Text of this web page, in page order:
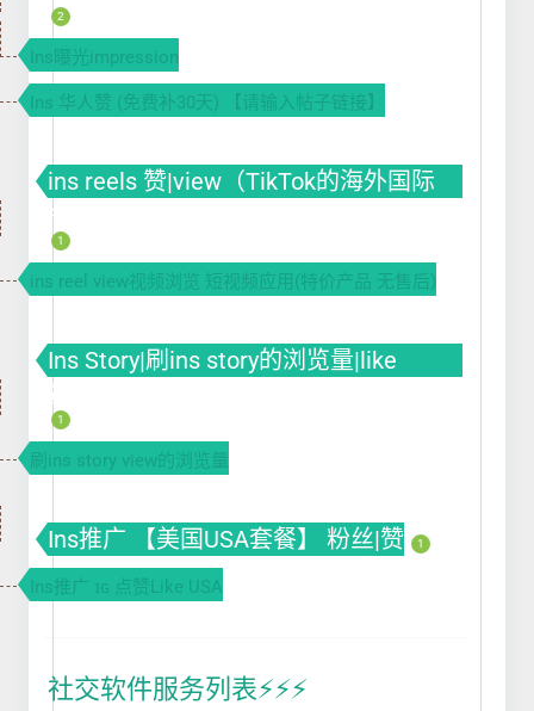
2
Ins曝光impression
Ins 华人赞 (免费补30天) 【请输入帖子链接】
ins reels 赞|view（TikTok的海外国际
版）
1
ins reel view视频浏览 短视频应用(特价产品 无售后)
Ins Story|刷ins story的浏览量|like
赞|impression曝光|投票Poll
1
刷ins story view的浏览量
Ins推广 【美国USA套餐】 粉丝|赞 1
Ins推广 ɪɢ 点赞Like USA
社交软件服务列表⚡️⚡️⚡️